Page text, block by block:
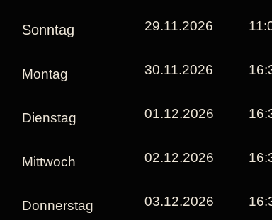
Sonntag
Montag
Dienstag
Mittwoch
Donnerstag
29.11.2026
30.11.2026
01.12.2026
02.12.2026
03.12.2026